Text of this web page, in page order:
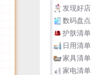
发现好店
数码盘点
护肤清单
日用清单
家具清单
家电清单